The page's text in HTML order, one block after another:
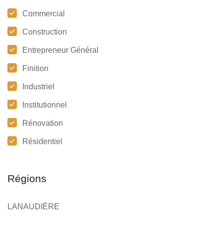
Commercial
Construction
Entrepreneur Général
Finition
Industriel
Institutionnel
Rénovation
Résidentiel
Régions
LANAUDIÈRE